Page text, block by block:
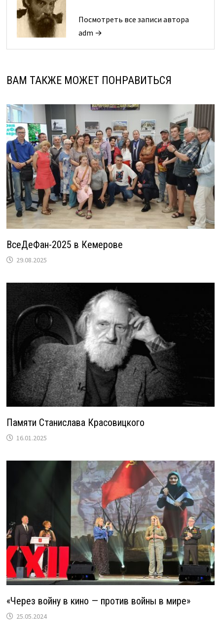
Посмотреть все записи автора
adm →
ВАМ ТАКЖЕ МОЖЕТ ПОНРАВИТЬСЯ
ВсеДеФан-2025 в Кемерове
29.08.2025
Памяти Станислава Красовицкого
16.01.2025
«Через войну в кино — против войны в мире»
25.05.2024